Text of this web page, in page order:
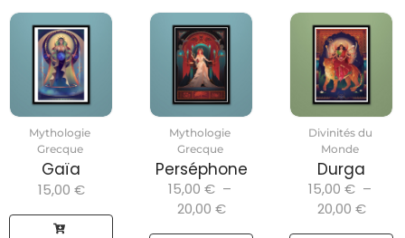
Mythologie
Grecque
Gaïa
15,00 €
Mythologie
Grecque
Perséphone
15,00 € –
20,00 €
Divinités du
Monde
Durga
15,00 € –
20,00 €